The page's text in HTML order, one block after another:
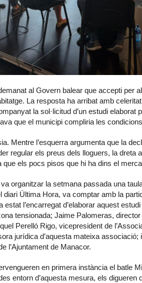
al Govern balear que accepti per
La resposta ha arribat amb
la sol·licitud d’un estudi elaborat
que el municipi compliria les
Mentre l’esquerra argumenta que la
regular els preus dels lloguers, la dreta
que els pocs pisos que hi ha dins el
va organitzar la setmana passada una
Última Hora, va comptar amb la
estat l’encarregat d’elaborar aquest
tensionada; Jaime Palomeras, director
Perelló Rigo, vicepresident de
jurídica d’aquesta mateixa
l’Ajuntament de Manacor.
en primera instància el batle
entorn d’aquesta mesura, els digueren